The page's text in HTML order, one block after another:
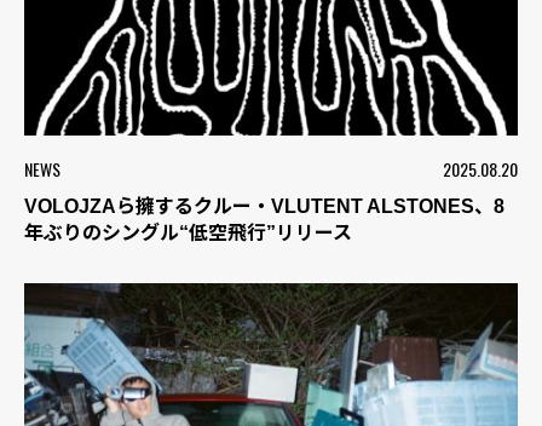
NEWS 2025.08.20
VOLOJZAら擁するクルー・VLUTENT ALSTONES、8
年ぶりのシングル“低空飛行”リリース